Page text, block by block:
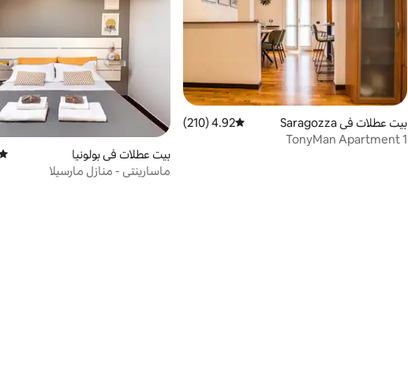
بيت عطلات في Saragozza متوسط التقييم 4.92 من 5، 210 مراجعات
4.92 (210)
TonyMan Apartment 1
بيت عطلات في بولونيا
ماسارينتي - منازل مارسيلا